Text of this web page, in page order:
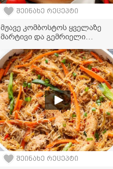
შეინახე რეცეპტი
მჟავე კომბოსტოს ყველაზე
მარტივი და გემრიელი
შეინახე რეცეპტი